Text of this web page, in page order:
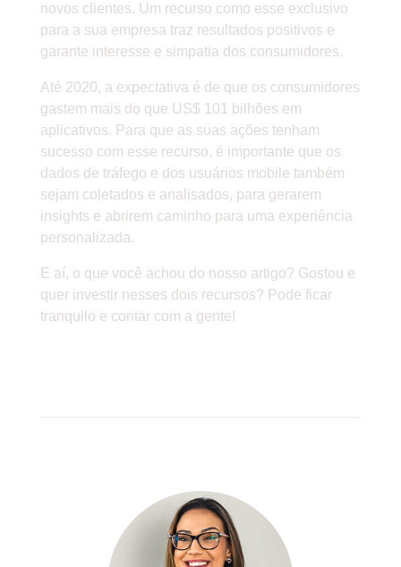
novos clientes. Um recurso como esse exclusivo
para a sua empresa traz resultados positivos e
garante interesse e simpatia dos consumidores.
Até 2020, a expectativa é de que os consumidores
gastem mais do que US$ 101 bilhões em
aplicativos. Para que as suas ações tenham
sucesso com esse recurso, é importante que os
dados de tráfego e dos usuários mobile também
sejam coletados e analisados, para gerarem
insights e abrirem caminho para uma experiência
personalizada.
E aí, o que você achou do nosso artigo? Gostou e
quer investir nesses dois recursos? Pode ficar
tranquilo e contar com a gente!